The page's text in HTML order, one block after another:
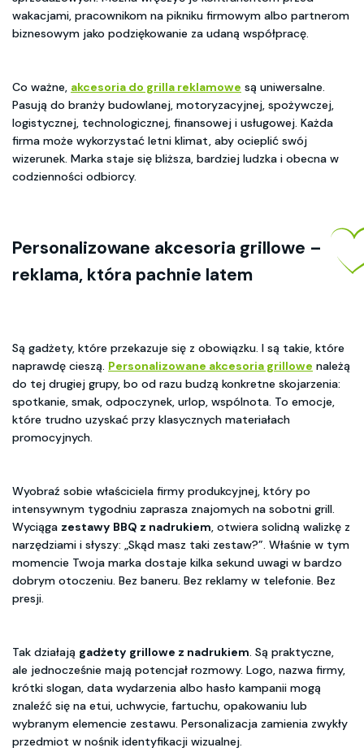
wakacjami, pracownikom na pikniku firmowym albo partnerom
biznesowym jako podziękowanie za udaną współpracę.
Co ważne, akcesoria do grilla reklamowe są uniwersalne.
Pasują do branży budowlanej, motoryzacyjnej, spożywczej,
logistycznej, technologicznej, finansowej i usługowej. Każda
firma może wykorzystać letni klimat, aby ocieplić swój
wizerunek. Marka staje się bliższa, bardziej ludzka i obecna w
codzienności odbiorcy.
Personalizowane akcesoria grillowe –
reklama, która pachnie latem
Są gadżety, które przekazuje się z obowiązku. I są takie, które
naprawdę cieszą. Personalizowane akcesoria grillowe należą
do tej drugiej grupy, bo od razu budzą konkretne skojarzenia:
spotkanie, smak, odpoczynek, urlop, wspólnota. To emocje,
które trudno uzyskać przy klasycznych materiałach
promocyjnych.
Wyobraź sobie właściciela firmy produkcyjnej, który po
intensywnym tygodniu zaprasza znajomych na sobotni grill.
Wyciąga zestawy BBQ z nadrukiem, otwiera solidną walizkę z
narzędziami i słyszy: „Skąd masz taki zestaw?”. Właśnie w tym
momencie Twoja marka dostaje kilka sekund uwagi w bardzo
dobrym otoczeniu. Bez baneru. Bez reklamy w telefonie. Bez
presji.
Tak działają gadżety grillowe z nadrukiem. Są praktyczne,
ale jednocześnie mają potencjał rozmowy. Logo, nazwa firmy,
krótki slogan, data wydarzenia albo hasło kampanii mogą
znaleźć się na etui, uchwycie, fartuchu, opakowaniu lub
wybranym elemencie zestawu. Personalizacja zamienia zwykły
przedmiot w nośnik identyfikacji wizualnej.